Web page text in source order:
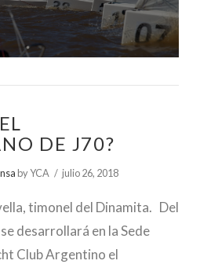
DE J70?
by YCA julio 26, 2018
timonel del Dinamita. Del
desarrollará en la Sede
Club Argentino el